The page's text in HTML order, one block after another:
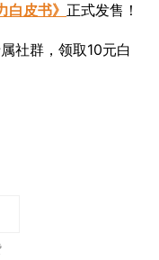
白皮书》 正式发售！
社群，领取10元白